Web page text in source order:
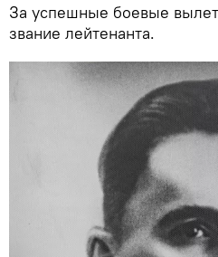
За успешные боевые
звание лейтенанта.